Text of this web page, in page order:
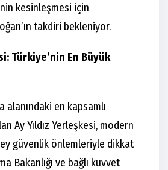
kesinleşmesi için
takdiri bekleniyor.
Türkiye’nin En Büyük
alanındaki en kapsamlı
Ay Yıldız Yerleşkesi, modern
güvenlik önlemleriyle dikkat
Bakanlığı ve bağlı kuvvet